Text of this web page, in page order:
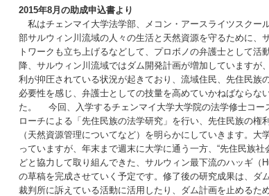
2015年8月の助成申込書より
私はチェンマイ大学法学部、メコン・アースライツスクー
部サルウィン川流域の人々の生活と天然資源を守るために、
トワークも立ち上げるなどして、プロボノの弁護士として活
降、サルウィン川流域ではダム開発計画が増加していますが
利が抑圧されている状況が起きており、流域住民、先住民族
必要性を感じ、弁護士としての技量を高めていかねばならな
た。 今回、入学するチェンマイ大学大学院の法学修士コー
ローチによる「先住民族の法学研究」を行い、先住民族の権
（天然資源管理についてなど）を明らかにしていきます。大
っていますが、年末まで週末に大学に通う一方、“先住民族社
どと協力して取り組んできた、サルウィン最下流のハッギ（
の草稿を完成させていく予定です。修了後の研究成果は、ダ
裁判所に訴えている活動に活用したり、ダム計画を止めるた